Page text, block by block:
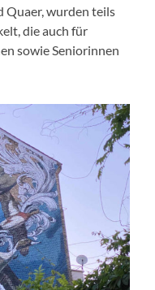
Quaer, wurden teils
die auch für
sowie Seniorinnen